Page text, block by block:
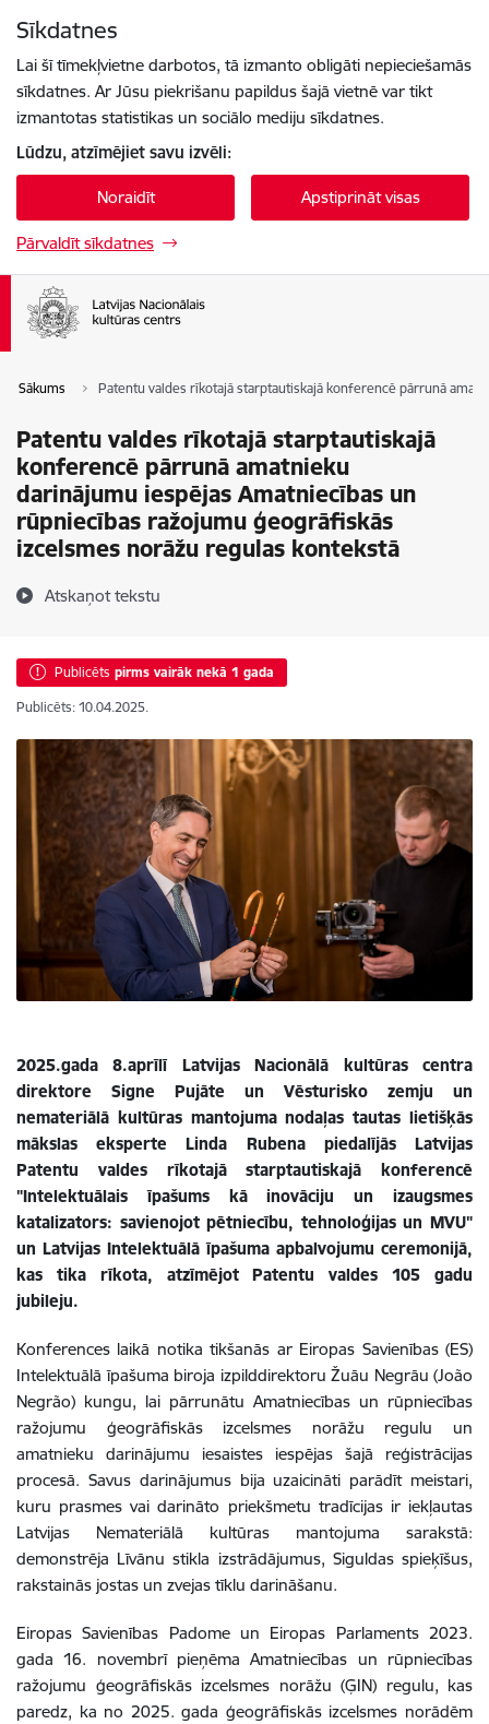
Sīkdatnes
Lai šī tīmekļvietne darbotos, tā izmanto obligāti nepieciešamās
sīkdatnes. Ar Jūsu piekrišanu papildus šajā vietnē var tikt
izmantotas statistikas un sociālo mediju sīkdatnes.
Lūdzu, atzīmējiet savu izvēli:
Noraidīt Apstiprināt visas
Pārvaldīt sīkdatnes
Sākums Patentu valdes rīkotajā starptautiskajā konferencē pārrunā
Patentu valdes rīkotajā starptautiskajā
konferencē pārrunā amatnieku
darinājumu iespējas Amatniecības un
rūpniecības ražojumu ģeogrāfiskās
izcelsmes norāžu regulas kontekstā
Atskaņot tekstu
Publicēts pirms vairāk nekā 1 gada
Publicēts: 10.04.2025.
2025.gada 8.aprīlī Latvijas Nacionālā kultūras centra
direktore Signe Pujāte un Vēsturisko zemju un
nemateriālā kultūras mantojuma nodaļas tautas lietišķās
mākslas eksperte Linda Rubena piedalījās Latvijas
Patentu valdes rīkotajā starptautiskajā konferencē
"Intelektuālais īpašums kā inovāciju un izaugsmes
katalizators: savienojot pētniecību, tehnoloģijas un MVU"
un Latvijas Intelektuālā īpašuma apbalvojumu ceremonijā,
kas tika rīkota, atzīmējot Patentu valdes 105 gadu
jubileju.
Konferences laikā notika tikšanās ar Eiropas Savienības (ES)
Intelektuālā īpašuma biroja izpilddirektoru Žuāu Negrāu (João
Negrão) kungu, lai pārrunātu Amatniecības un rūpniecības
ražojumu ģeogrāfiskās izcelsmes norāžu regulu un
amatnieku darinājumu iesaistes iespējas šajā reģistrācijas
procesā. Savus darinājumus bija uzaicināti parādīt meistari,
kuru prasmes vai darināto priekšmetu tradīcijas ir iekļautas
Latvijas Nemateriālā kultūras mantojuma sarakstā:
demonstrēja Līvānu stikla izstrādājumus, Siguldas spieķīšus,
rakstainās jostas un zvejas tīklu darināšanu.
Eiropas Savienības Padome un Eiropas Parlaments 2023.
gada 16. novembrī pieņēma Amatniecības un rūpniecības
ražojumu ģeogrāfiskās izcelsmes norāžu (ĢIN) regulu, kas
paredz, ka no 2025. gada ģeogrāfiskās izcelsmes norādēm